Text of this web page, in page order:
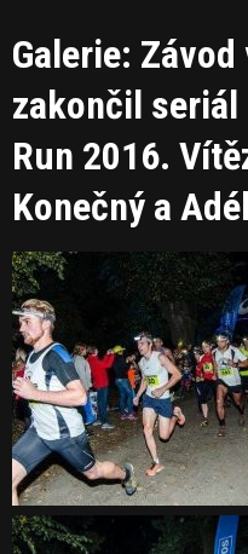
Galerie:
zakončil seriál
Run 2016.
Konečný a